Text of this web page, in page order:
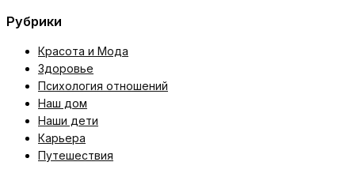
Рубрики
Красота и Мода
Здоровье
Психология отношений
Наш дом
Наши дети
Карьера
Путешествия